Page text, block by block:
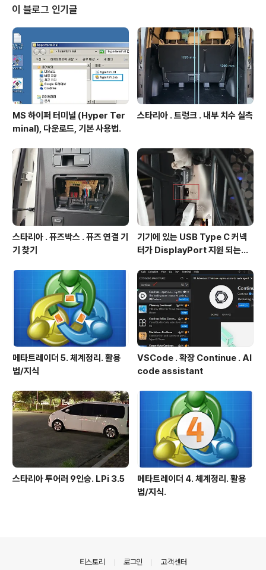
M32L4+ 에서는 사용불가) STM32CubeProgramm
er 다운로드 , 설치 설치파일 다운로드 주소 : https://ww
w.st.com/en/development-tools/stm32cube..
이 블로그 인기글
MS 하이퍼 터미널 (Hyper Ter
minal), 다운로드, 기본 사용법.
스타리아 . 트렁크 . 내부 치수 실측
스타리아 . 퓨즈박스 . 퓨즈 연결 기
기 찾기
기기에 있는 USB Type C 커넥
터가 DisplayPort 지원 되는지
메타트레이더 5. 체계정리. 활용
법/지식
VSCode . 확장 Continue . AI
code assistant
스타리아 투어러 9인승. LPi 3.5
메타트레이더 4. 체계정리. 활용
법/지식.
티스토리 로그인 고객센터